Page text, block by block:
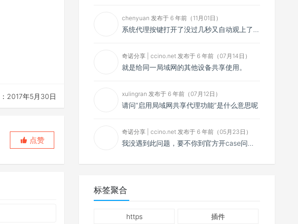
2017年5月30日
点赞
chenyuan 发布于 6 年前（11月01日）
系统代理按键打开了没过几秒又自动观上了，导致一直打开不了，是什么问题呢？感谢大佬，请帮帮忙！谢谢！
奇诺分享 | ccino.net 发布于 6 年前（07月14日）
就是给同一局域网的其他设备共享使用。
xulingran 发布于 6 年前（07月12日）
请问“启用局域网共享代理功能”是什么意思呢
奇诺分享 | ccino.net 发布于 6 年前（05月23日）
我没遇到此问题，要不你到官方开case问问看？
标签聚合
https 插件